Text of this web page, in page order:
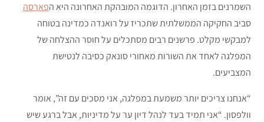
השמרנים בזמן האחרון. הדוגמה המובהקת האחרונה היא הפארסה
סביב החקיקה הממשלתית שתכריז על רואנדה כמדינה בטוחה
למבקשי מקלט. פרשנים רבים מסתכלים על חוסר ההצלחה של
המפלגה לאחד את השורות מאחורי סונאק כסיבה לנטישת
המצביעים.
“אנחנו צריכים יותר משמעת במפלגה, אני מסכים עם זה”, אומר
וולפסון. “אני תמיד בעד לנהל דיון ער על מדיניות, אבל ברגע שיש